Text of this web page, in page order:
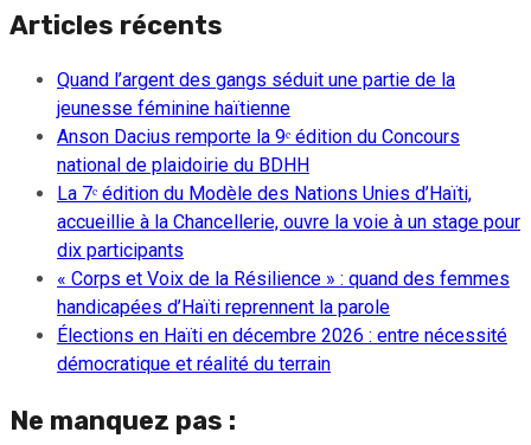
Articles récents
Quand l’argent des gangs séduit une partie de la
jeunesse féminine haïtienne
Anson Dacius remporte la 9ᵉ édition du Concours
national de plaidoirie du BDHH
La 7ᵉ édition du Modèle des Nations Unies d’Haïti,
accueillie à la Chancellerie, ouvre la voie à un stage pour
dix participants
« Corps et Voix de la Résilience » : quand des femmes
handicapées d’Haïti reprennent la parole
Élections en Haïti en décembre 2026 : entre nécessité
démocratique et réalité du terrain
Ne manquez pas :